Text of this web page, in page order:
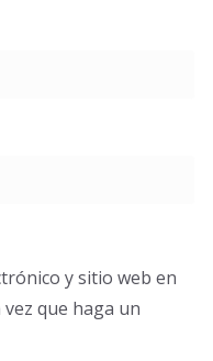
y sitio web en
que haga un